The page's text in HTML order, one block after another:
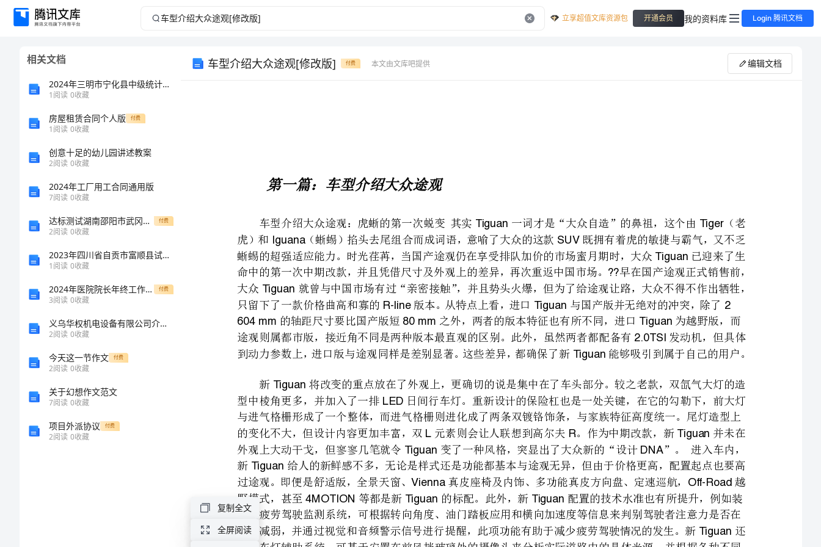
车
篇：
立享超值文库资源包 开通会员 我的资料库 Login 腾讯文档
相关文档
2024年三明市宁化县中级统计师《统计基础知识理论及相关知识》考前冲刺试卷及答案
1阅读 0收藏
房屋租赁合同个人版 付费
1阅读 0收藏
创意十足的幼儿园讲述教案
2阅读 0收藏
2024年工厂用工合同通用版
7阅读 0收藏
达标测试湖南邵阳市武冈二中数学七年级上册有理数综合测评试题 付费
2阅读 0收藏
2023年四川省自贡市富顺县试验检测师之交通工程考试题库精品【黄金题型】
1阅读 0收藏
2024年医院院长年终工作总结范文 付费
3阅读 0收藏
义乌华权机电设备有限公司介绍企业发展分析报告
2阅读 0收藏
今天这一节作文 付费
2阅读 0收藏
关于幻想作文范文
7阅读 0收藏
项目外派协议 付费
2阅读 0收藏
车型介绍大众途观[修改版] 付费 本文由文库吧提供 编辑文档
Tiguan2.0TSI155kW132kW 在欧洲市场上，效力于新的发动机被调校为和两个版本，为了避免与
Tiguan 途观争锋，此次引入国内的新则属低功率版，但让人更为遗憾的是，由于受制于国内燃油品质，新
Tiguan7kW125kW 的功率不得不再降，而的最大功率即便与同排量自然吸气式发动机相比，优势也不显
著，这使得涡轮增压技术变成了毫无意义的成本叠加。变速器方面也会令那些痴迷于德国技术的用户心存
大众就曾与中国市场有过“亲密接触”，并且势头火爆，但为了给途观让路，大众不得不作出牺牲，
R-lineTiguan2
只留下了一款价格曲高和寡的版本。从特点上看，进口与国产版并无绝对的冲突，除了
604mm80mmTiguan
的轴距尺寸要比国产版短之外，两者的版本特征也有所不同，进口为越野版，而
途观则属都市版，接近角不同是两种版本最直观的区别。此外，虽然两者都配备有发动机，但具体
Tiguan 到动力参数上，进口版与途观同样是差别显著。这些差异，都确保了新能够吸引到属于自己的用户。
新将改变的重点放在了外观上，更确切的说是集中在了车头部分。较之老款，双氙气大灯的造
型中棱角更多，并加入了一排日间行车灯。重新设计的保险杠也是一处关键，在它的勾勒下，前大灯
与进气格栅形成了一个整体，而进气格栅则进化成了两条双镀铬饰条，与家族特征高度统一。尾灯造型上
LRTiguan 的变化不大，但设计内容更加丰富，双元素则会让人联想到高尔夫。作为中期改款，新并未在
TiguanDNA 外观上大动干戈，但寥寥几笔就令变了一种风格，突显出了大众新的“设计”。进入车内，
4MOTIONTiguanTiguan
野模式，甚至等都是新的标配。此外，新配置的技术水准也有所提升，例如装
备的疲劳驾驶监测系统，可根据转向角度、油门踏板应用和横向加速度等信息来判别驾驶者注意力是否在
逐渐减弱，并通过视觉和音频警示信号进行提醒，此项功能有助于减少疲劳驾驶情况的发生。新还
提供车灯辅助系统，可基于安置在前风挡玻璃处的摄像头来分析实际道路中的具体光源，并根据各种不同
情况自动调节远近光，此项功能可以显著提升灯光使用的便利性和安全性。但在试驾活动中，第二代泊车
辅助系统成为了厂家介绍的重点。相对于只支持侧方停车的第一代系统，新泊车辅助系统还提供垂直停车
40km/h 功能，例如与行车道成直角的情况下泊车。当车速在以下时，按下中控台上的按钮就能激活该系
复制全文
全屏阅读